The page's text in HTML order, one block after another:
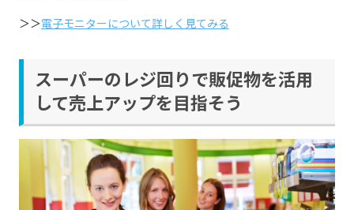
＞＞電子モニターについて詳しく見てみる
スーパーのレジ回りで販促物を活用
して売上アップを目指そう